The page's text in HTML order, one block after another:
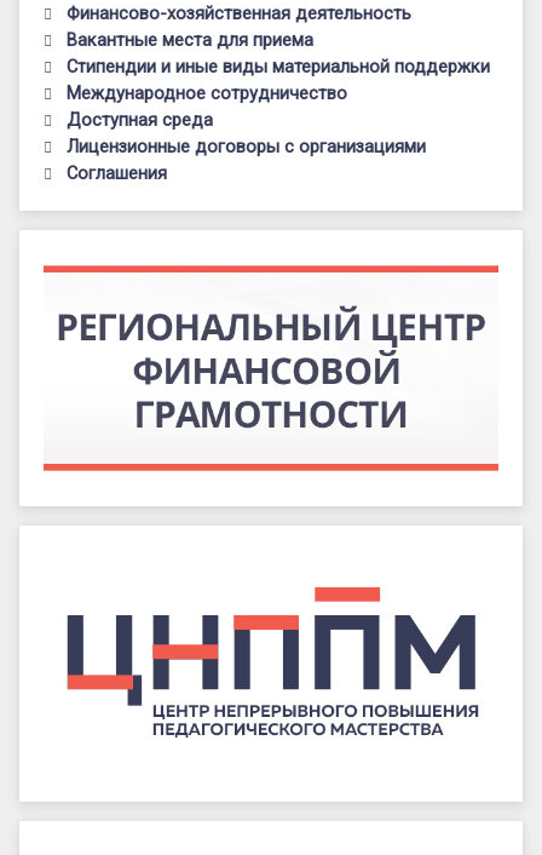
Финансово-хозяйственная деятельность
Вакантные места для приема
Стипендии и иные виды материальной поддержки
Международное сотрудничество
Доступная среда
Лицензионные договоры с организациями
Соглашения